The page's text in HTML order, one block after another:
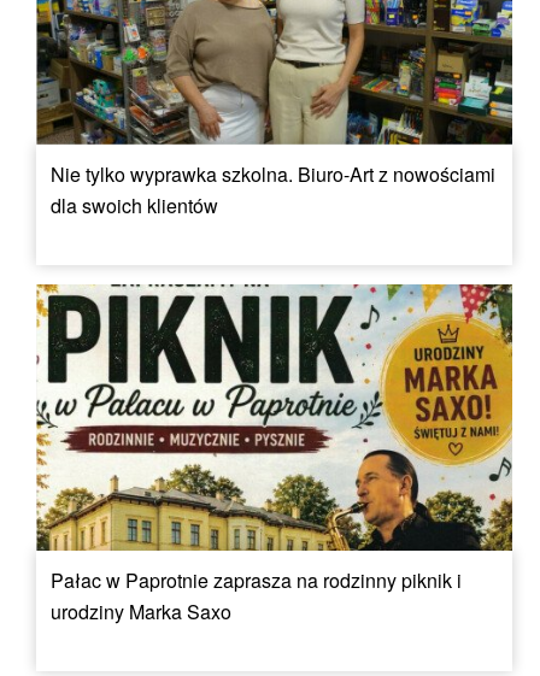
Nie tylko wyprawka szkolna. Biuro-Art z nowościami
dla swoich klientów
Pałac w Paprotnie zaprasza na rodzinny piknik i
urodziny Marka Saxo